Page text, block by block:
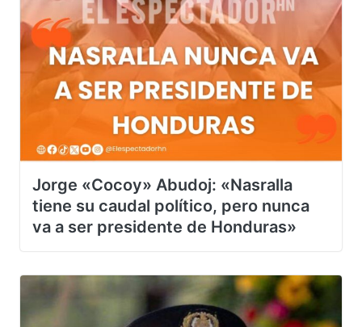
Jorge «Cocoy» Abudoj: «Nasralla
tiene su caudal político, pero nunca